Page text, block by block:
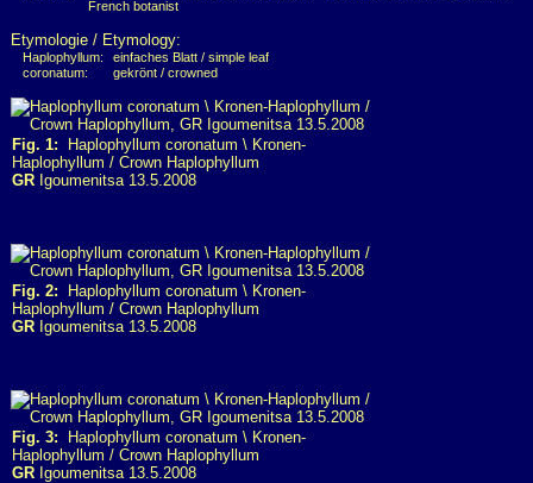
French botanist
Etymologie / Etymology:
Haplophyllum:
einfaches Blatt / simple leaf
coronatum:
gekrönt / crowned
Fig. 1: Haplophyllum coronatum \ Kronen-
Haplophyllum / Crown Haplophyllum
GR Igoumenitsa 13.5.2008
Fig. 2: Haplophyllum coronatum \ Kronen-
Haplophyllum / Crown Haplophyllum
GR Igoumenitsa 13.5.2008
Fig. 3: Haplophyllum coronatum \ Kronen-
Haplophyllum / Crown Haplophyllum
GR Igoumenitsa 13.5.2008